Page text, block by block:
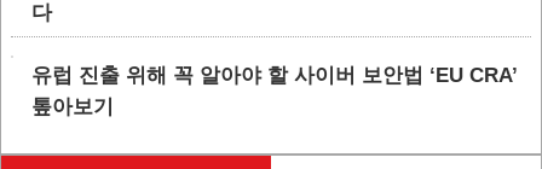
다
유럽 진출 위해 꼭 알아야 할 사이버 보안법 ‘EU CRA’
톺아보기